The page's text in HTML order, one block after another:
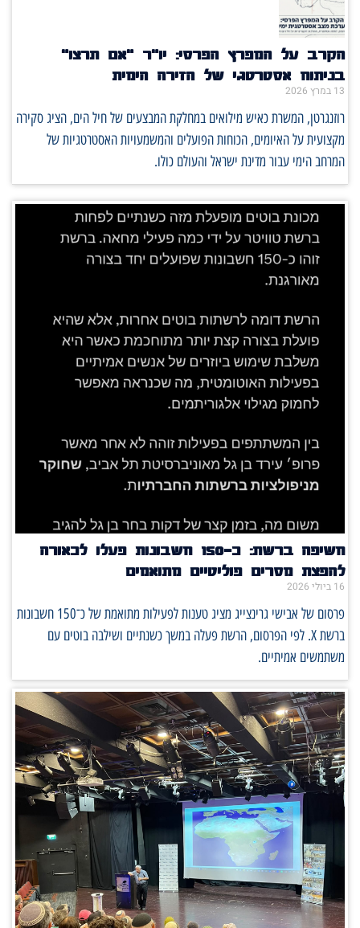
הקרב על המפרץ הפרסי: יו"ר "אם תרצו"
בניתוח אסטרטגי של הזירה הימית
13 במרץ 2026
רוזנגרטן, המשרת כאיש מילואים במחלקת המבצעים של חיל הים, הציג סקירה
מקצועית על האיומים, הכוחות הפועלים והמשמעויות האסטרטגיות של
המרחב הימי עבור מדינת ישראל והעולם כולו.
חשיפה ברשת: כ־150 חשבונות פעלו לכאורה
להפצת מסרים פוליטיים מתואמים
16 ביולי 2026
פרסום של אבישי גרינצייג מציג טענות לפעילות מתואמת של כ־150 חשבונות
ברשת X. לפי הפרסום, הרשת פעלה במשך כשנתיים ושילבה בוטים עם
משתמשים אמיתיים.